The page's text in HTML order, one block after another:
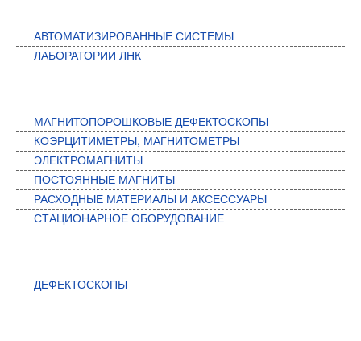
АВТОМАТИЗИРОВАННЫЕ СИСТЕМЫ
ЛАБОРАТОРИИ ЛНК
МАГНИТОПОРОШКОВЫЕ ДЕФЕКТОСКОПЫ
КОЭРЦИТИМЕТРЫ, МАГНИТОМЕТРЫ
ЭЛЕКТРОМАГНИТЫ
ПОСТОЯННЫЕ МАГНИТЫ
РАСХОДНЫЕ МАТЕРИАЛЫ И АКСЕССУАРЫ
СТАЦИОНАРНОЕ ОБОРУДОВАНИЕ
ДЕФЕКТОСКОПЫ